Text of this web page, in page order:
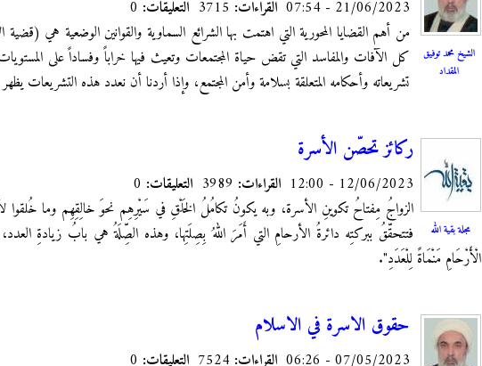
الشيخ محمد توفيق
المقداد
21/06/2023 - 07:54 القراءات: التعليقات:
من أهم القضايا المحورية التي اهتمت بها الشرائع السماوية والقوانين الوضعية هي
كل الآفات والمفاسد التي تقض حياة المجتمعات وتعيث فيها خراباً وفساداً على
تشريعاته وأحكامه المتعلقة بسلامة وأمن المجتمع، وإذا أردنا أن نعدد هذه التشريعات
مجلة بقية الله
ركائز تحصّن الأسرة
12/06/2023 - 12:00 القراءات: التعليقات:
الزواجُ مِفتاحُ تكوينِ الأسرة، وبه يكونُ تكامُلُ الخَلْقِ في سَيْرِهِم نحوَ خالِقِهِم وما
فتتحقّقُ ببركتِه دائرةُ الأرحامِ التي أَمَرَ اللهُ بِصِلَتِها، وهذه الصِّلَةُ هي بابُ زيادةِ
الْأَرْحَامِ مَنْمَاةً لِلْعَدَدِ".
حقوق الاسرة في الاسلام
07/05/2023 - 06:26 القراءات: التعليقات: